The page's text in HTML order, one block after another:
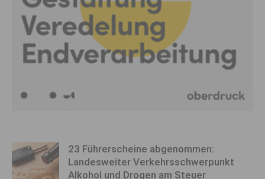
23 Führerscheine abgenommen:
Landesweiter Verkehrsschwerpunkt
Alkohol und Drogen am Steuer